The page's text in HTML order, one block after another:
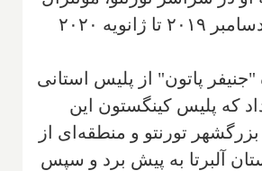
و ادمونتون از دسامبر ۲۰۱۹ تا ژانویه ۲۰۲۰
"جنیفر پاتون" از پلیس استانی
داد که پلیس کینگستون این
تورنتو و منطقه‌ای از
آلبرتا به پیش برد و سپس